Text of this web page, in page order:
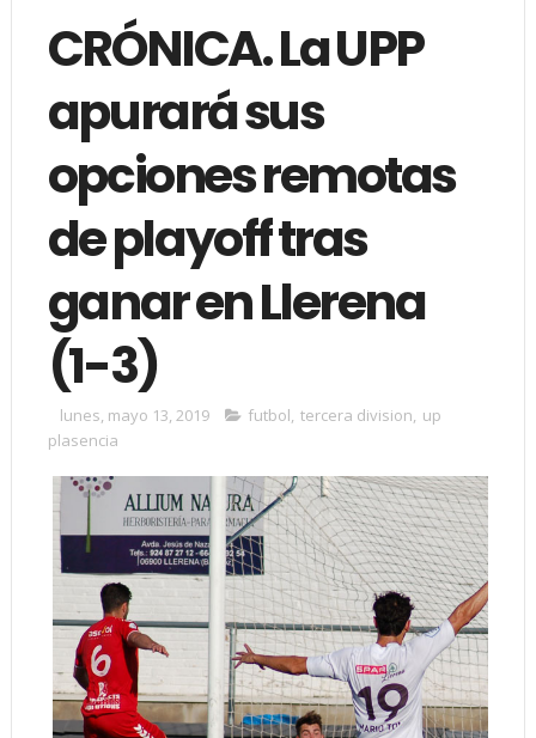
CRÓNICA. La UPP
apurará sus
opciones remotas
de playoff tras
ganar en Llerena
(1-3)
lunes, mayo 13, 2019 futbol, tercera division, up
plasencia